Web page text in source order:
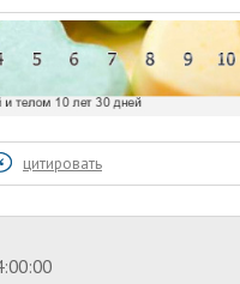
цитировать